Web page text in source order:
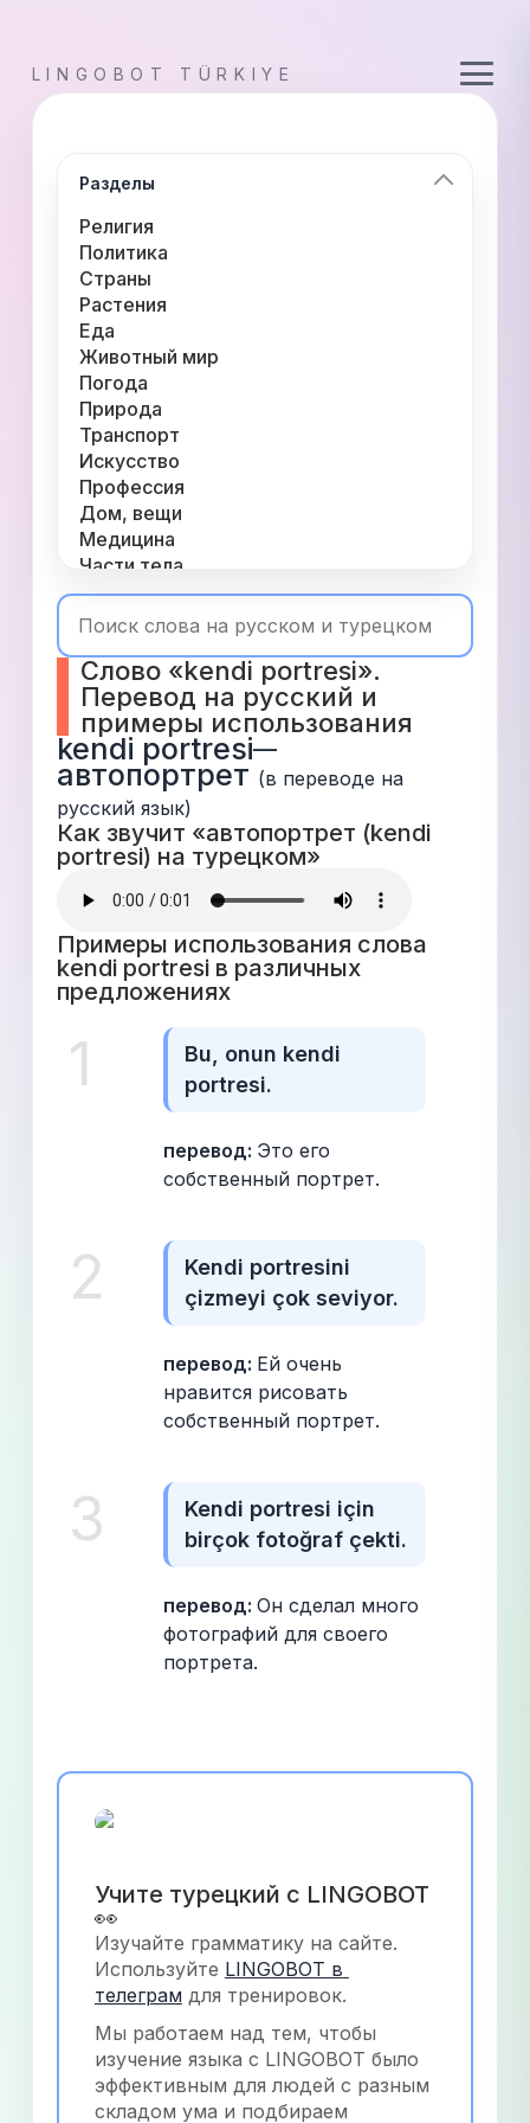
LINGOBOT TÜRKIYE
Разделы
Религия
Политика
Страны
Растения
Еда
Животный мир
Погода
Природа
Транспорт
Искусство
Профессия
Дом, вещи
Медицина
Части тела
Одежда
Время
Числа
Глаголы
Служебные
Существительные
Прилагательные
Слово «kendi portresi».
Перевод на русский и
примеры использования
kendi portresi—
автопортрет (в переводе на
русский язык)
Как звучит «автопортрет (kendi
portresi) на турецком»
Примеры использования слова
kendi portresi в различных
предложениях
1
Bu, onun kendi
portresi.
перевод: Это его
собственный портрет.
2
Kendi portresini
çizmeyi çok seviyor.
перевод: Ей очень
нравится рисовать
собственный портрет.
3
Kendi portresi için
birçok fotoğraf çekti.
перевод: Он сделал много
фотографий для своего
портрета.
Учите турецкий с LINGOBOT
👀
Изучайте грамматику на сайте.
Используйте LINGOBOT в
телеграм для тренировок.
Мы работаем над тем, чтобы
изучение языка с LINGOBOT было
эффективным для людей с разным
складом ума и подбираем